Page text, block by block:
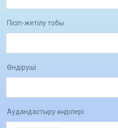
Пісіп-жетілу тобы
Өндіруші
Аудандастыру өңірлері